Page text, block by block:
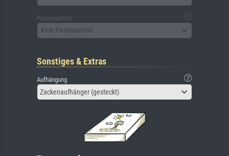
Passepartout
Kein Passepartout
Sonstiges & Extras
Aufhängung
Zackenaufhänger (gesteckt)